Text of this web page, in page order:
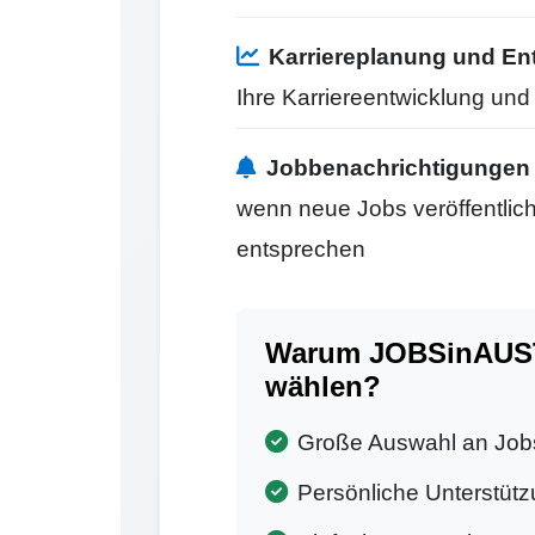
Karriereplanung und
Ihre Karriereentwicklung
Jobbenachrichtigungen
wenn neue Jobs
entsprechen
Warum
wählen?
Große Auswahl an
Persönliche